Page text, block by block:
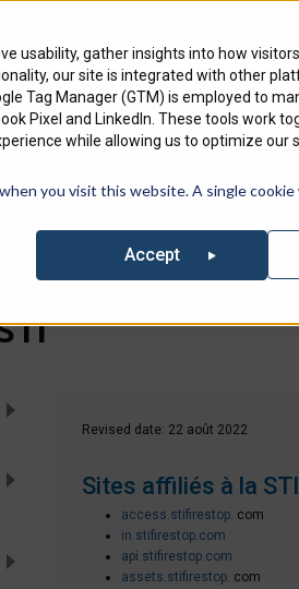
usability, gather insights into how
our site is integrated with other
Tag Manager (GTM) is employed to
Pixel and LinkedIn. These tools work
while allowing us to optimize our
you visit this website. A single
Accept
Produits
Revised date: 22 août 2022
Sites affiliés à la STI
access.stifirestop. com
in.stifirestop.com
api.stifirestop.com
assets.stifirestop. com